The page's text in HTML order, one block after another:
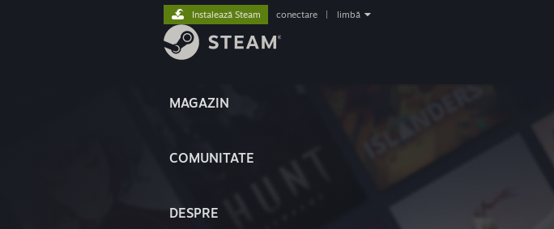
MAGAZIN
COMUNITATE
DESPRE
Instalează Steam conectare limbă